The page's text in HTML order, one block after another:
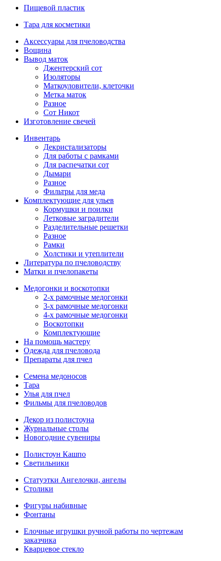
Пищевой пластик
Тара для косметики
Аксессуары для пчеловодства
Вощина
Вывод маток
Джентерский сот
Изоляторы
Маткоуловители, клеточки
Метка маток
Разное
Сот Никот
Изготовление свечей
Инвентарь
Декристализаторы
Для работы с рамками
Для распечатки сот
Дымари
Разное
Фильтры для меда
Комплектующие для ульев
Кормушки и поилки
Летковые заградители
Разделительные решетки
Разное
Рамки
Холстики и утеплители
Литература по пчеловодству
Матки и пчелопакеты
Медогонки и воскотопки
2-х рамочные медогонки
3-х рамочные медогонки
4-х рамочные медогонки
Воскотопки
Комплектующие
На помощь мастеру
Одежда для пчеловода
Препараты для пчел
Семена медоносов
Тара
Улья для пчел
Фильмы для пчеловодов
Декор из полистоуна
Журнальные столы
Новогодние сувениры
Полистоун Кашпо
Светильники
Статуэтки Ангелочки, ангелы
Столики
Фигуры набивные
Фонтаны
Елочные игрушки ручной работы по чертежам
заказчика
Кварцевое стекло